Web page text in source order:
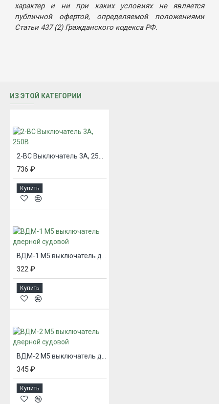
характер и ни при каких условиях не является
публичной офертой, определяемой положениями
Статьи 437 (2) Гражданского кодекса РФ.
ИЗ ЭТОЙ КАТЕГОРИИ
736 ₽
Купить
ВДМ-1 М5 выключатель дверной судовой
322 ₽
Купить
ВДМ-2 М5 выключатель дверной судовой
345 ₽
Купить